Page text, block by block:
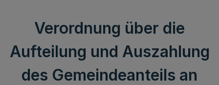
Verordnung über die
Aufteilung und Auszahlung
des Gemeindeanteils an